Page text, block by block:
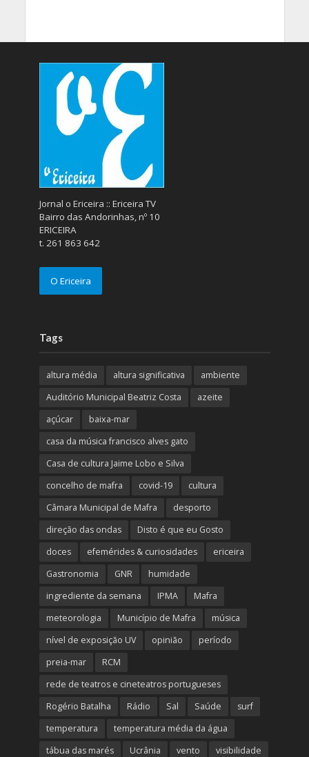
Jornal o Ericeira :: Ericeira TV
Bairro das Andorinhas, nº 10
ERICEIRA
t. 261 863 642
O Ericeira
Tags
altura média altura significativa
ambiente
Auditório Municipal Beatriz Costa
azeite
açúcar
baixa-mar
casa da música francisco alves gato
Casa de cultura Jaime Lobo e Silva
concelho de mafra
covid-19
cultura
Câmara Municipal de Mafra
desporto
direção das ondas
Disto é que eu Gosto
doces
efemérides & curiosidades
ericeira
Gastronomia
GNR
humidade
ingrediente da semana
IPMA
Mafra
meteorologia
Município de Mafra
música
nível de exposição UV
opinião
período
preia-mar
RCM
rede de teatros e cineteatros portugueses
Rogério Batalha
Rádio Sal Saúde
surf
temperatura
temperatura média da água
tábua das marés
Ucrânia vento visibilidade